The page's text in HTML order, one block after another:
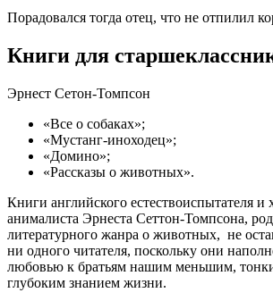
Порадовался тогда отец, что не отпилил
Книги для
Эрнест Сетон-Томпсон
«Все о собаках»;
«Мустанг-иноходец»;
«Домино»;
«Рассказы о животных».
Книги английского естествоиспытателя и
анималиста Эрнеста Сеттон-Томпсона,
литературного жанра о животных, не
ни одного читателя, поскольку они
любовью к братьям нашим меньшим,
глубоким знанием жизни.